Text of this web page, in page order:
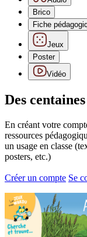
Brico
Fiche
Jeux
Poster
Vidéo
Des
En créant votre
ressources
un usage en classe
posters, etc.)
Créer un compte Se